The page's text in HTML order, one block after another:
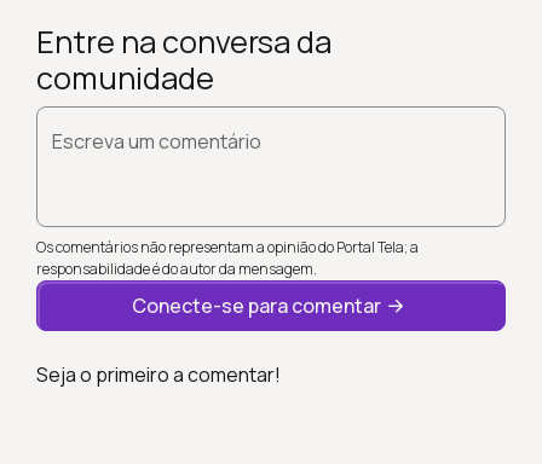
Entre na conversa da
comunidade
Escreva um comentário
Os comentários não representam a opinião do Portal Tela; a
responsabilidade é do autor da mensagem.
Conecte-se para comentar
Seja o primeiro a comentar!